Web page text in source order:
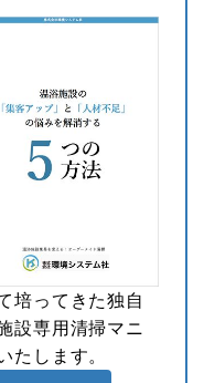
培ってきた独自
設専用清掃マニ
たします。